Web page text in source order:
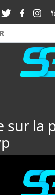
sur la